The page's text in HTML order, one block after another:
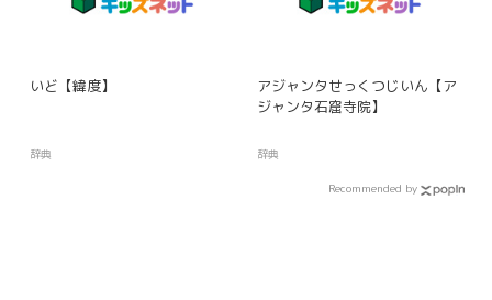
いど【緯度】
辞典
アジャンタせっくつじいん【ア
ジャンタ石窟寺院】
辞典
Recommended by